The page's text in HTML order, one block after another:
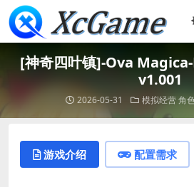
[神奇四叶镇]-Ova
v1.001
2026-05-31 模拟经营角
游戏介绍 配置需求